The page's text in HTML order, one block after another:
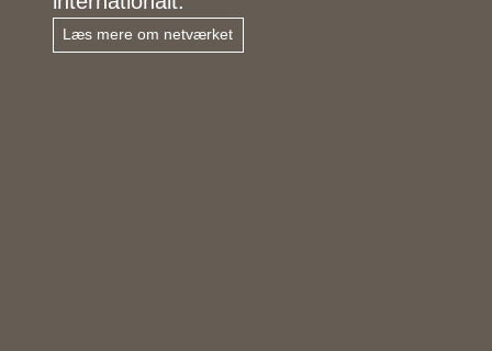
Læs mere om netværket